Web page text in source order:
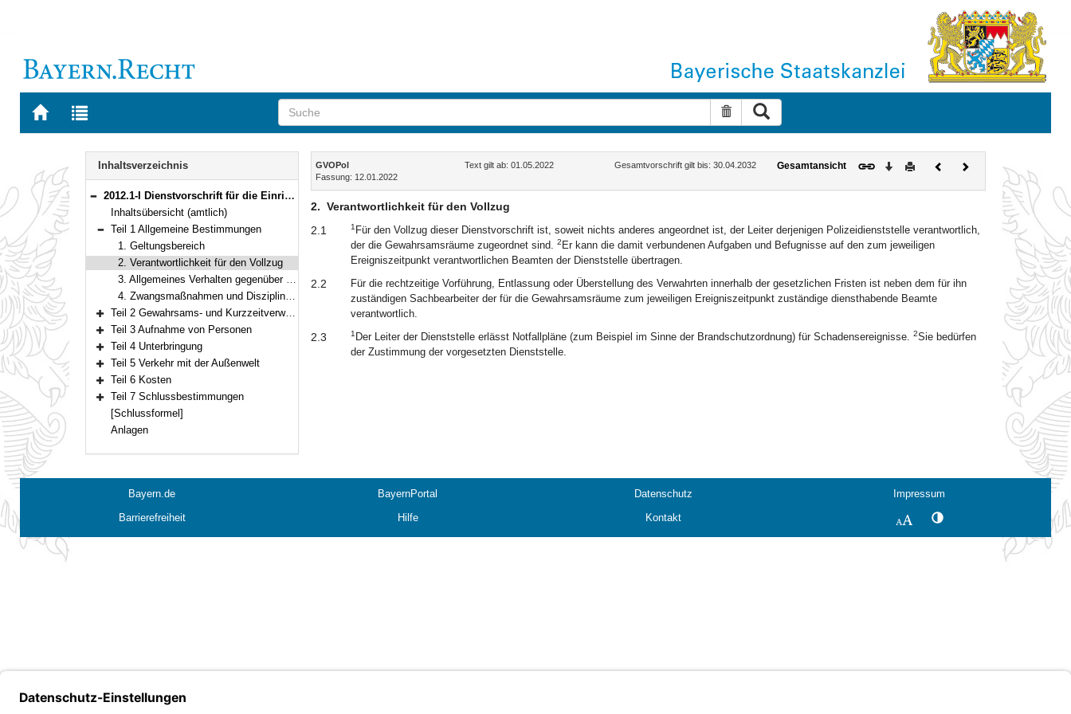
Zur
BAYERN.RECHT
Zur
letzten
Suche zurücksetzen
Navigation
Inhaltsverzeichnis
Bereich reduzieren
2012.1-I Dienstvorschrift für die Einrichtung und Benutzung von Gewahrsamsräumen der Bayerischen Polizei (Gewahrsamsvollzugsordnung der Polizei – GVOPol) Bekanntmachung des Bayerischen Staatsministeriums des Innern, für Sport und Integration vom 12. Januar 2022, Az. C5-2781-1-11 (BayMBl. Nr. 185)
Inhaltsübersicht (amtlich)
Bereich reduzieren
Teil 1 Allgemeine Bestimmungen
1. Geltungsbereich
2. Verantwortlichkeit für den Vollzug
3. Allgemeines Verhalten gegenüber Verwahrten
4. Zwangsmaßnahmen und Disziplinarstrafen
Bereich erweitern
Teil 2 Gewahrsams- und Kurzzeitverwahrräume
Bereich erweitern
Teil 3 Aufnahme von Personen
Bereich erweitern
Teil 4 Unterbringung
Bereich erweitern
Teil 5 Verkehr mit der Außenwelt
Bereich erweitern
Teil 6 Kosten
Bereich erweitern
Teil 7 Schlussbestimmungen
[Schlussformel]
Anlagen
Inhalt
GVOPol Text gilt ab: 01.05.2022
Gesamtvorschrift gilt bis: 30.04.2032
Fassung: 12.01.2022
Gesamtansicht Download
DruckenVorherigesNächstes
Dokument
2. Verantwortlichkeit für den Vollzug
2.1
1 Für den Vollzug dieser Dienstvorschrift ist, soweit nichts anderes angeordnet ist, der Leiter derjenigen Polizeidienststelle verantwortlich,
der die Gewahrsamsräume zugeordnet sind. 2 Er kann die damit verbundenen Aufgaben und Befugnisse auf den zum jeweiligen
Ereigniszeitpunkt verantwortlichen Beamten der Dienststelle übertragen.
2.2
Für die rechtzeitige Vorführung, Entlassung oder Überstellung des Verwahrten innerhalb der gesetzlichen Fristen ist neben dem für ihn
zuständigen Sachbearbeiter der für die Gewahrsamsräume zum jeweiligen Ereigniszeitpunkt zuständige diensthabende Beamte
verantwortlich.
2.3 1 Der Leiter der Dienststelle erlässt Notfallpläne (zum Beispiel im Sinne der Brandschutzordnung) für Schadensereignisse. 2Sie bedürfen
der Zustimmung der vorgesetzten Dienststelle.
Bayern.de BayernPortal Datenschutz
Impressum
Barrierefreiheit
Hilfe Kontakt SchriftgrößeKontrastwechsel